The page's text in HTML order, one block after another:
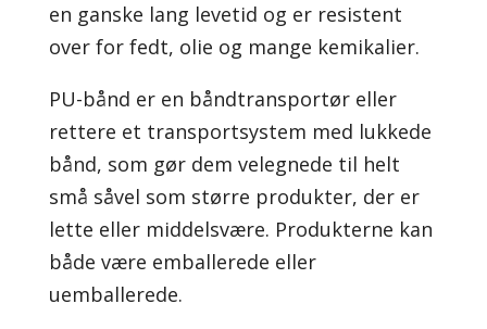
en ganske lang levetid og er resistent
over for fedt, olie og mange kemikalier.
PU-bånd er en båndtransportør eller
rettere et transportsystem med lukkede
bånd, som gør dem velegnede til helt
små såvel som større produkter, der er
lette eller middelsvære. Produkterne kan
både være emballerede eller
uemballerede.